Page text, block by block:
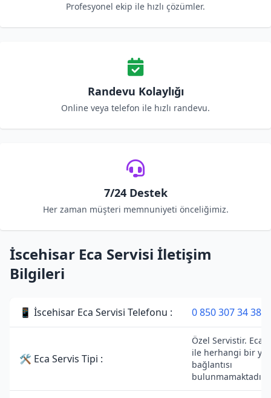
Profesyonel ekip ile hızlı çözümler.
Randevu Kolaylığı
Online veya telefon ile hızlı randevu.
7/24 Destek
Her zaman müşteri memnuniyeti önceliğimiz.
İscehisar Eca Servisi İletişim
Bilgileri
📱 İscehisar Eca Servisi Telefonu : 0 850 307 34 38
🛠 Eca Servis Tipi :
Özel Servistir. Eca
ile herhangi bir
bağlantısı
bulunmamaktadır.